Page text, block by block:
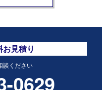
見積り
談ください
0629